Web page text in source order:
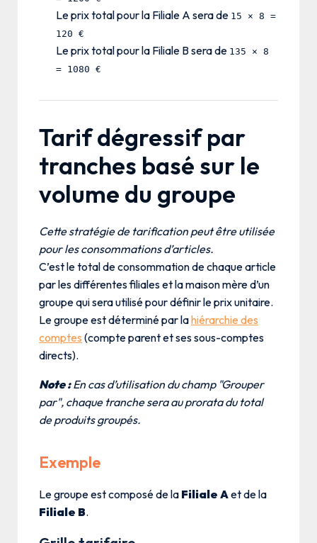
Le prix total pour la Filiale A sera de 15 × 8 =
120 €
Le prix total pour la Filiale B sera de 135 × 8
= 1080 €
Tarif dégressif par
tranches basé sur le
volume du groupe
Cette stratégie de tarification peut être utilisée
pour les consommations d’articles.
C’est le total de consommation de chaque article
par les différentes filiales et la maison mère d’un
groupe qui sera utilisé pour définir le prix unitaire.
Le groupe est déterminé par lahiérarchie des
comptes (compte parent et ses sous-comptes
directs).
Note :En cas d’utilisation du champ "Grouper
par", chaque tranche sera au prorata du total
de produits groupés.
Exemple
Le groupe est composé de la Filiale Aet de la
Filiale B.